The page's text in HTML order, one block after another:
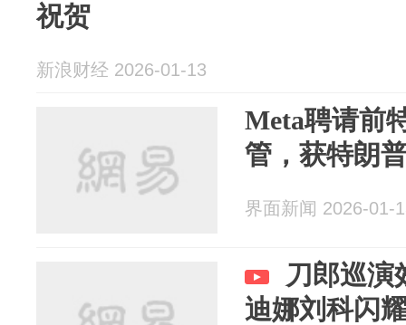
祝贺
新浪财经 2026-01-13
Meta聘请前
管，获特朗
界面新闻 2026-01-
刀郎巡演
迪娜刘科闪